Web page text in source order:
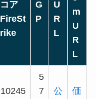
コア
FireSt
rike
G
P
U
R
L
m
U
R
L
10245
5
7
公
価